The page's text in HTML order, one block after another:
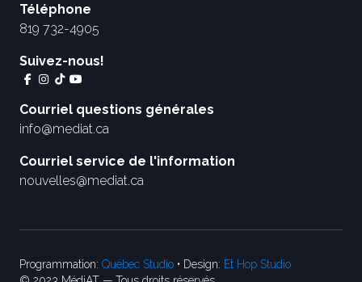
Téléphone
819 732-4905
Suivez-nous!
Courriel questions générales
info@mediat.ca
Courriel service de l'information
nouvelles@mediat.ca
Programmation: Québec Studio • Design: Et Hop Studio